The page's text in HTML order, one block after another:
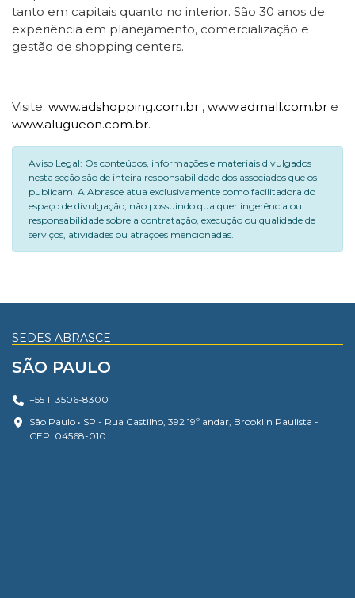
tanto em capitais quanto no interior. São 30 anos de
experiência em planejamento, comercialização e
gestão de shopping centers.
Visite: www.adshopping.com.br , www.admall.com.br e
www.alugueon.com.br.
Aviso Legal: Os conteúdos, informações e materiais divulgados
nesta seção são de inteira responsabilidade dos associados que os
publicam. A Abrasce atua exclusivamente como facilitadora do
espaço de divulgação, não possuindo qualquer ingerência ou
responsabilidade sobre a contratação, execução ou qualidade de
serviços, atividades ou atrações mencionadas.
SEDES ABRASCE
SÃO PAULO
+55 11 3506-8300
São Paulo • SP - Rua Castilho, 392 19º andar, Brooklin Paulista -
CEP: 04568-010